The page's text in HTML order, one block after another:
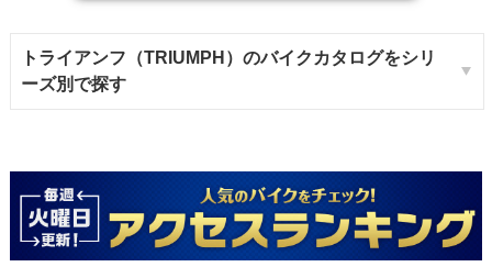
トライアンフ（TRIUMPH）のバイクカタログをシリ
ーズ別で探す